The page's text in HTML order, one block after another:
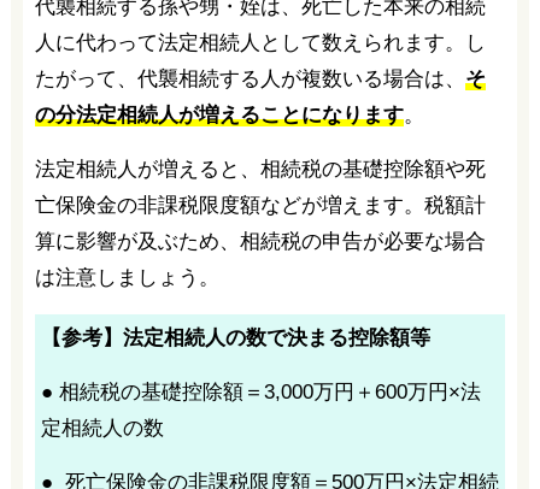
代襲相続する孫や甥・姪は、死亡した本来の相続
人に代わって法定相続人として数えられます。し
たがって、代襲相続する人が複数いる場合は、 そ
の分法定相続人が増えることになります。
法定相続人が増えると、相続税の基礎控除額や死
亡保険金の非課税限度額などが増えます。税額計
算に影響が及ぶため、相続税の申告が必要な場合
は注意しましょう。
【参考】法定相続人の数で決まる控除額等
● 相続税の基礎控除額＝3,000万円＋600万円×法
定相続人の数
● 死亡保険金の非課税限度額＝500万円×法定相続